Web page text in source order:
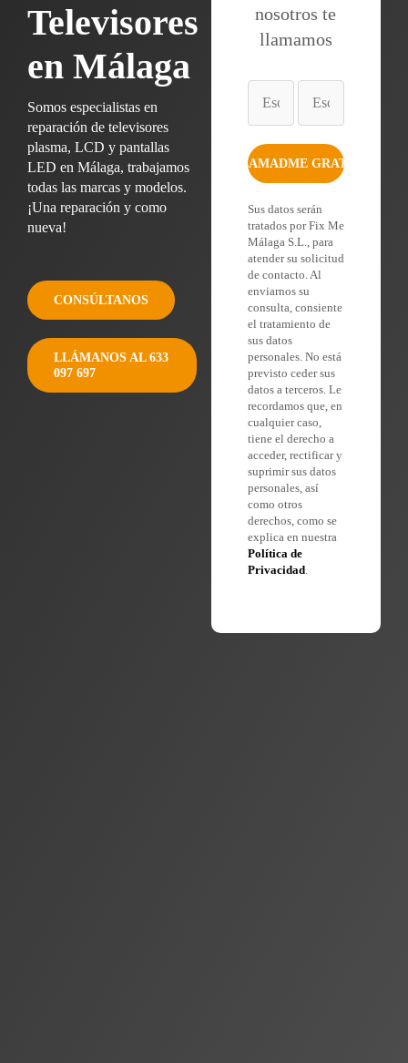
Televisores
en Málaga
Somos especialistas en
reparación de televisores
plasma, LCD y pantallas
LED en Málaga, trabajamos
todas las marcas y modelos.
¡Una reparación y como
nueva!
CONSÚLTANOS
LLÁMANOS AL 633
097 697
nosotros te
llamamos
Sus datos serán
tratados por Fix Me
Málaga S.L., para
atender su solicitud
de contacto. Al
enviarnos su
consulta, consiente
el tratamiento de
sus datos
personales. No está
previsto ceder sus
datos a terceros. Le
recordamos que, en
cualquier caso,
tiene el derecho a
acceder, rectificar y
suprimir sus datos
personales, así
como otros
derechos, como se
explica en nuestra
Política de
Privacidad.